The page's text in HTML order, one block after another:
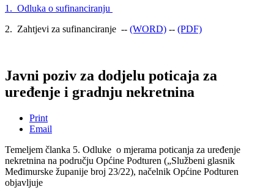
1. Odluka o sufinanciranju
2. Zahtjevi za sufinanciranje -- (WORD) -- (PDF)
Javni poziv za dodjelu poticaja za
uređenje i gradnju nekretnina
Print
Email
Temeljem članka 5. Odluke o mjerama poticanja za uređenje
nekretnina na području Općine Podturen („Službeni glasnik
Međimurske županije broj 23/22), načelnik Općine Podturen
objavljuje